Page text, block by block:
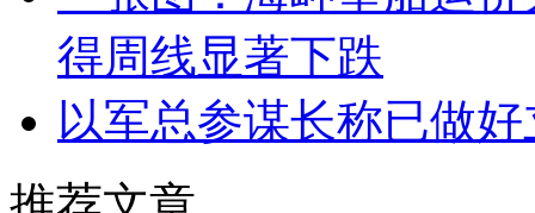
得周线显著下跌
以军总参谋长称已做